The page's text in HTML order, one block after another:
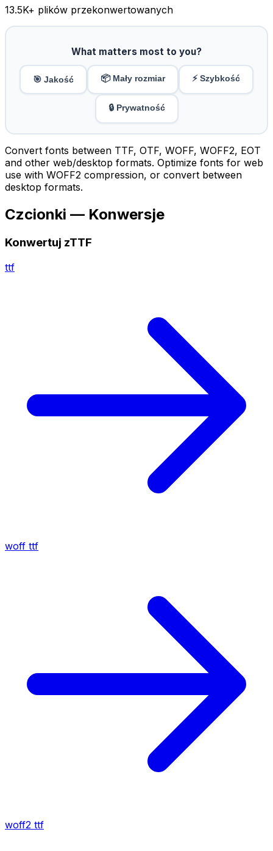
13.5K+ plików przekonwertowanych
What matters most to you?
🎯 Jakość 📦 Mały rozmiar ⚡ Szybkość
🔒 Prywatność
Convert fonts between TTF, OTF, WOFF, WOFF2, EOT
and other web/desktop formats. Optimize fonts for web
use with WOFF2 compression, or convert between
desktop formats.
Czcionki — Konwersje
Konwertuj zTTF
ttf
woff ttf
woff2 ttf